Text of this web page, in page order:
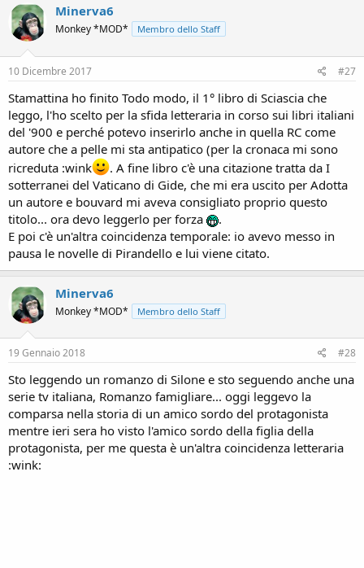
Minerva6
Monkey *MOD* Membro dello Staff
10 Dicembre 2017 #27
Stamattina ho finito Todo modo, il 1° libro di Sciascia che
leggo, l'ho scelto per la sfida letteraria in corso sui libri italiani
del '900 e perché potevo inserirlo anche in quella RC come
autore che a pelle mi sta antipatico (per la cronaca mi sono
ricreduta :wink
. A fine libro c'è una citazione tratta da I
sotterranei del Vaticano di Gide, che mi era uscito per Adotta
un autore e bouvard mi aveva consigliato proprio questo
titolo... ora devo leggerlo per forza
.
E poi c'è un'altra coincidenza temporale: io avevo messo in
pausa le novelle di Pirandello e lui viene citato.
Minerva6
Monkey *MOD* Membro dello Staff
19 Gennaio 2018 #28
Sto leggendo un romanzo di Silone e sto seguendo anche una
serie tv italiana, Romanzo famigliare... oggi leggevo la
comparsa nella storia di un amico sordo del protagonista
mentre ieri sera ho visto l'amico sordo della figlia della
protagonista, per me questa è un'altra coincidenza letteraria
:wink: